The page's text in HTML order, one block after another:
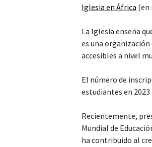
Iglesia en África (en
La Iglesia enseña
es una
accesibles a nivel
El número de
estudiantes en 2023
Recientemente,
Mundial de
ha contribuido al